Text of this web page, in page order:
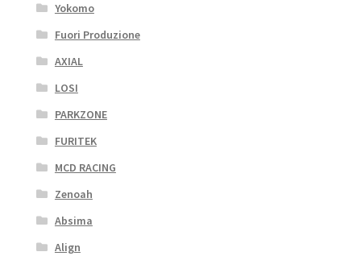
Yokomo
Fuori Produzione
AXIAL
LOSI
PARKZONE
FURITEK
MCD RACING
Zenoah
Absima
Align